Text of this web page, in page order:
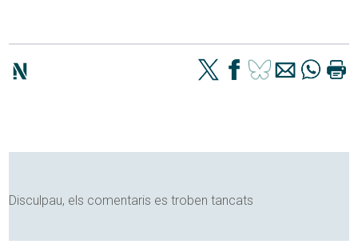
Disculpau, els comentaris es troben tancats